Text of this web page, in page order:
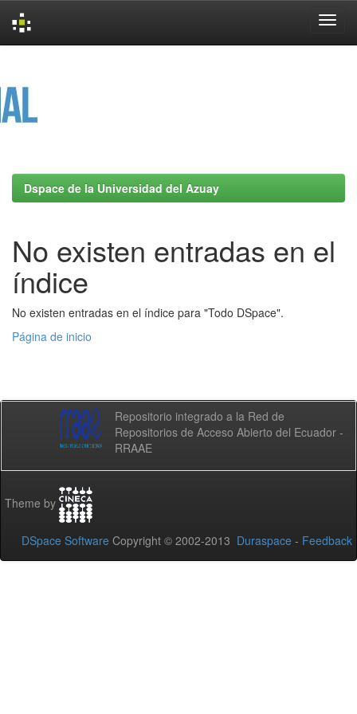
Dspace de la Universidad del Azuay
No existen entradas en el
índice
No existen entradas en el índice para "Todo DSpace".
Página de inicio
Repositorio integrado a la Red de
Repositorios de Acceso Abierto del Ecuador -
RRAAE
Theme by
DSpace Software Copyright © 2002-2013 Duraspace - Feedback